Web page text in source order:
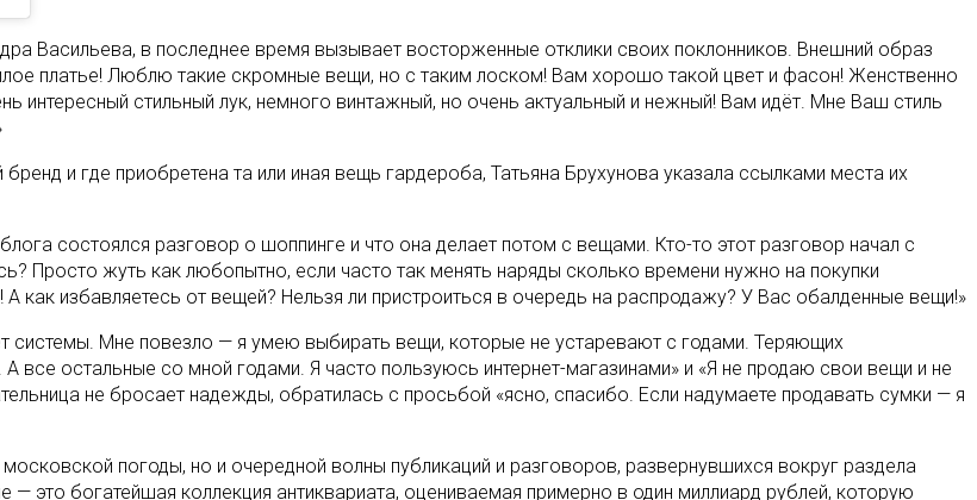
Васильева, в последнее время вызывает восторженные отклики своих поклонников. Внешний образ
платье! Люблю такие скромные вещи, но с таким лоском! Вам хорошо такой цвет и фасон! Женственно
интересный стильный лук, немного винтажный, но очень актуальный и нежный! Вам идёт. Мне Ваш стиль
и где приобретена та или иная вещь гардероба, Татьяна Брухунова указала ссылками места их
состоялся разговор о шоппинге и что она делает потом с вещами. Кто-то этот разговор начал с
Просто жуть как любопытно, если часто так менять наряды сколько времени нужно на покупки
как избавляетесь от вещей? Нельзя ли пристроиться в очередь на распродажу? У Вас обалденные вещи!»
системы. Мне повезло — я умею выбирать вещи, которые не устаревают с годами. Теряющих
все остальные со мной годами. Я часто пользуюсь интернет-магазинами» и «Я не продаю свои вещи и не
не бросает надежды, обратилась с просьбой «ясно, спасибо. Если надумаете продавать сумки — я
погоды, но и очередной волны публикаций и разговоров, развернувшихся вокруг раздела
— это богатейшая коллекция антиквариата, оцениваемая примерно в один миллиард рублей, которую